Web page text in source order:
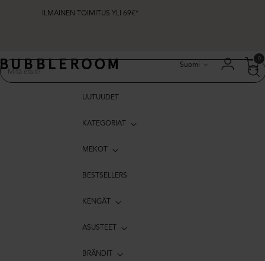
ILMAINEN TOIMITUS YLI 69€*
Suomi
0
UUTUUDET
KATEGORIAT
MEKOT
BESTSELLERS
KENGÄT
ASUSTEET
BRÄNDIT